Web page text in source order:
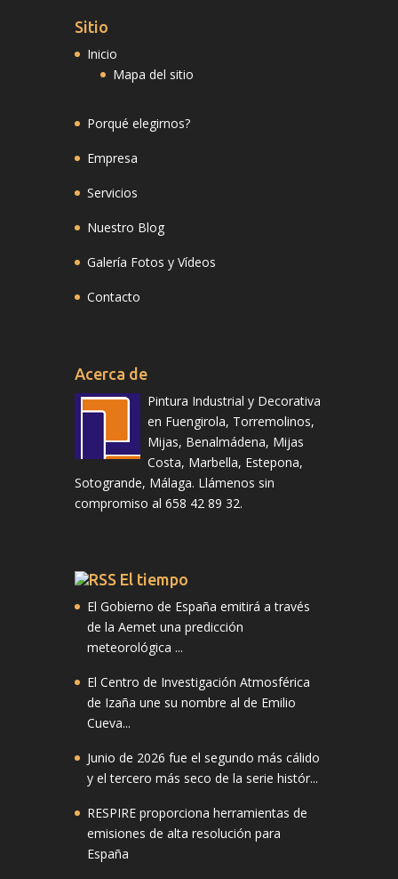
Sitio
Inicio
Mapa del sitio
Porqué elegirnos?
Empresa
Servicios
Nuestro Blog
Galería Fotos y Vídeos
Contacto
Acerca de
Pintura Industrial y Decorativa
en Fuengirola, Torremolinos,
Mijas, Benalmádena, Mijas
Costa, Marbella, Estepona,
Sotogrande, Málaga. Llámenos sin
compromiso al 658 42 89 32.
El tiempo
El Gobierno de España emitirá a través
de la Aemet una predicción
meteorológica ...
El Centro de Investigación Atmosférica
de Izaña une su nombre al de Emilio
Cueva...
Junio de 2026 fue el segundo más cálido
y el tercero más seco de la serie histór...
RESPIRE proporciona herramientas de
emisiones de alta resolución para
España